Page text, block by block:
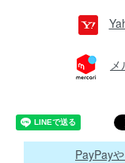
メ
PayPay